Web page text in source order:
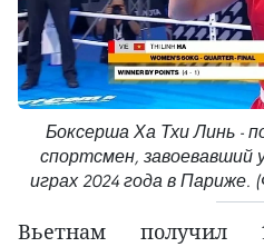
Боксерша Ха Тхи Линь -
спортсмен, завоевавший
играх 2024 года в
Вьетнам получил